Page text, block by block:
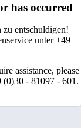
has occurred
entschuldigen!
unter +49
assistance, please
(0)30 - 81097 - 601.